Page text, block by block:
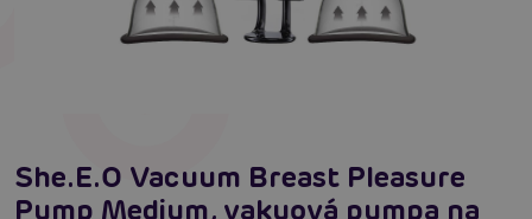
She.E.O Vacuum Breast Pleasure
Pump Medium, vakuová pumpa na